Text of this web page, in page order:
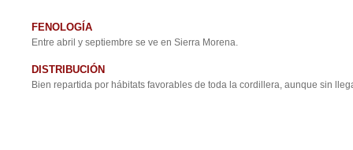
FENOLOGÍA
Entre abril y septiembre se ve en Sierra Morena.
DISTRIBUCIÓN
Bien repartida por hábitats favorables de toda la cordillera, aunque sin